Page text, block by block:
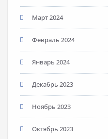
Март 2024
Февраль 2024
Январь 2024
Декабрь 2023
Ноябрь 2023
Октябрь 2023